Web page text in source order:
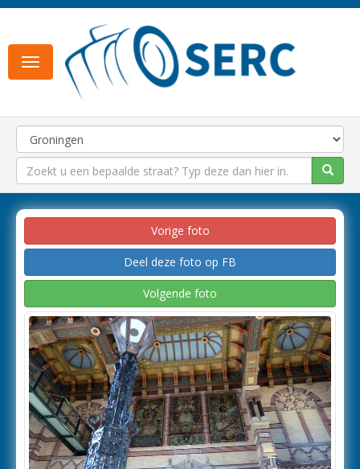
Toggle
navigation
Vorige foto
Deel deze foto op FB
Volgende foto